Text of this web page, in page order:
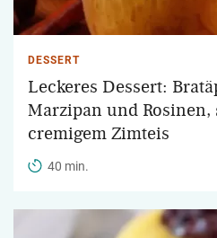
DESSERT
Leckeres Dessert:
Marzipan und
cremigem Zimteis
40 min.